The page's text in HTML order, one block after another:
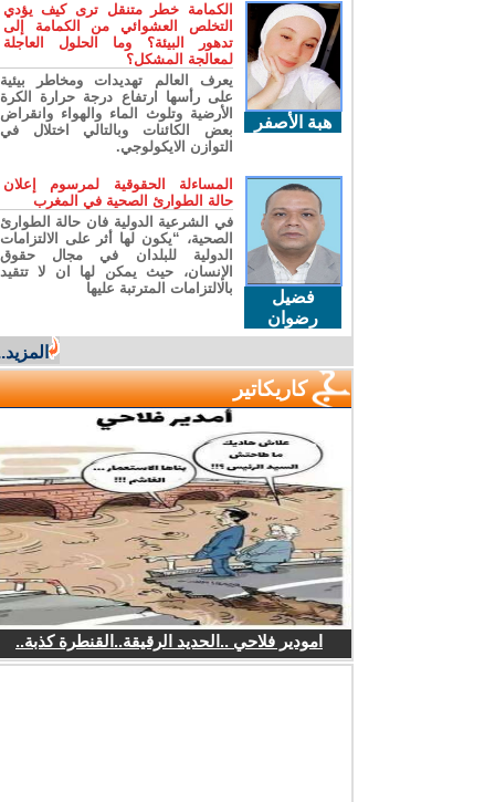
هبة الأصفر
الكمامة خطر متنقل ترى كيف يؤدي
التخلص العشوائي من الكمامة إلى
تدهور البيئة؟ وما الحلول العاجلة
لمعالجة المشكل؟
يعرف العالم تهديدات ومخاطر بيئية
على رأسها ارتفاع درجة حرارة الكرة
الأرضية وتلوث الماء والهواء وانقراض
بعض الكائنات وبالتالي اختلال في
التوازن الايكولوجي.
فضيل
رضوان
المساءلة الحقوقية لمرسوم إعلان
حالة الطوارئ الصحية في المغرب
في الشرعية الدولية فان حالة الطوارئ
الصحية، “يكون لها أثر على الالتزامات
الدولية للبلدان في مجال حقوق
الإنسان، حيث يمكن لها ان لا تتقيد
بالالتزامات المترتبة عليها
المزيد...
كاريكاتير
امودير فلاحي ..الحديد الرقيقة..القنطرة كذبة..